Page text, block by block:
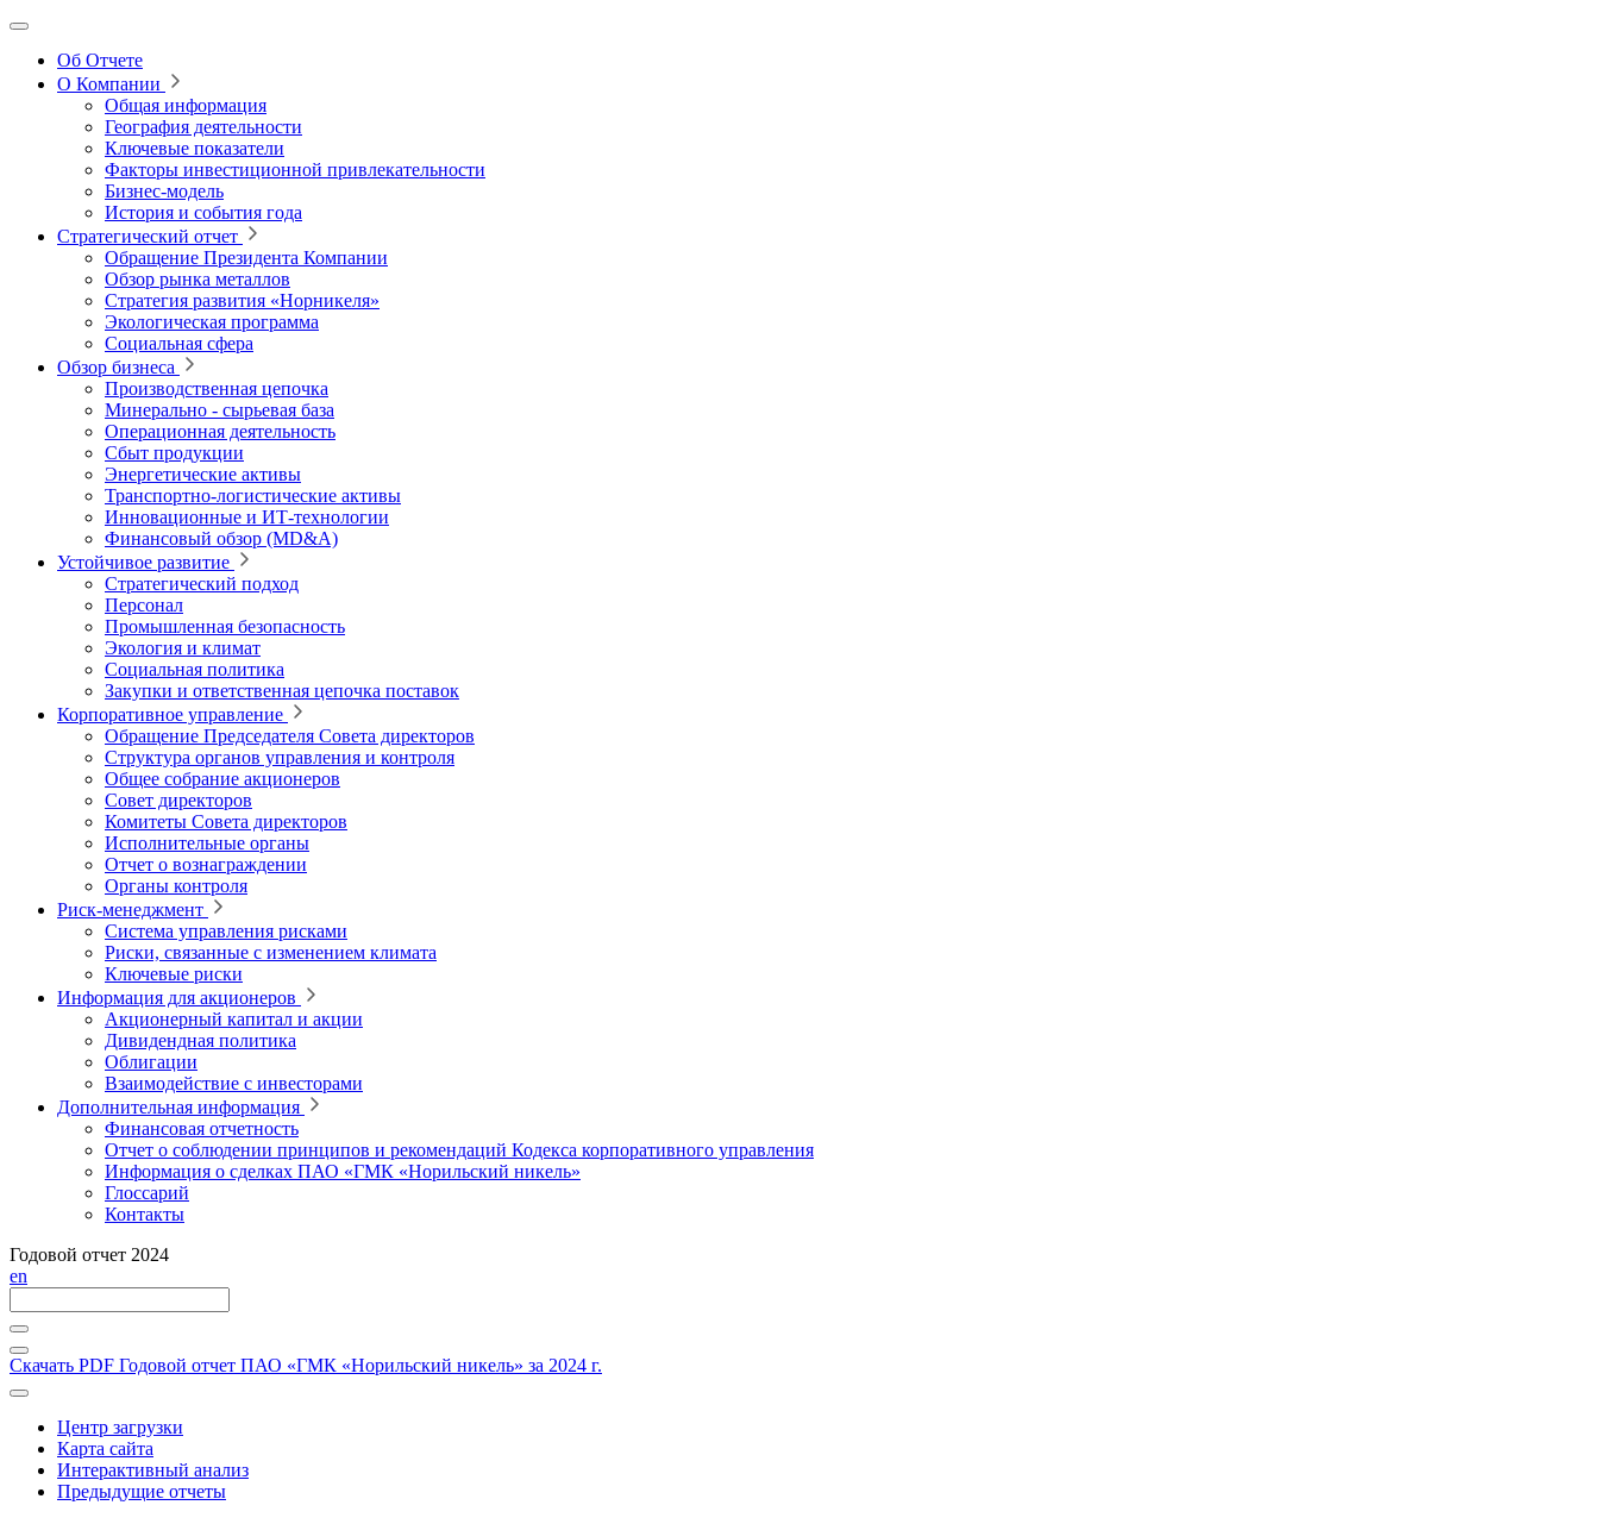
Об Отчете
О Компании
Общая информация
География деятельности
Ключевые показатели
Факторы инвестиционной привлекательности
Бизнес-модель
История и события года
Стратегический отчет
Обращение Президента Компании
Обзор рынка металлов
Стратегия развития «Норникеля»
Экологическая программа
Социальная сфера
Обзор бизнеса
Производственная цепочка
Минерально ‑ сырьевая база
Операционная деятельность
Сбыт продукции
Энергетические активы
Транспортно-логистические активы
Инновационные и ИТ‑технологии
Финансовый обзор (MD&A)
Устойчивое развитие
Стратегический подход
Персонал
Промышленная безопасность
Экология и климат
Социальная политика
Закупки и ответственная цепочка поставок
Корпоративное управление
Обращение Председателя Совета директоров
Структура органов управления и контроля
Общее собрание акционеров
Совет директоров
Комитеты Совета директоров
Исполнительные органы
Отчет о вознаграждении
Органы контроля
Риск-менеджмент
Система управления рисками
Риски, связанные с изменением климата
Ключевые риски
Информация для акционеров
Акционерный капитал и акции
Дивидендная политика
Облигации
Взаимодействие с инвесторами
Дополнительная информация
Финансовая отчетность
Отчет о соблюдении принципов и рекомендаций Кодекса корпоративного управления
Информация о сделках ПАО «ГМК «Норильский никель»
Глоссарий
Контакты
Годовой отчет 2024
en
Скачать PDF Годовой отчет ПАО «ГМК «Норильский никель» за 2024 г.
Центр загрузки
Карта сайта
Интерактивный анализ
Предыдущие отчеты